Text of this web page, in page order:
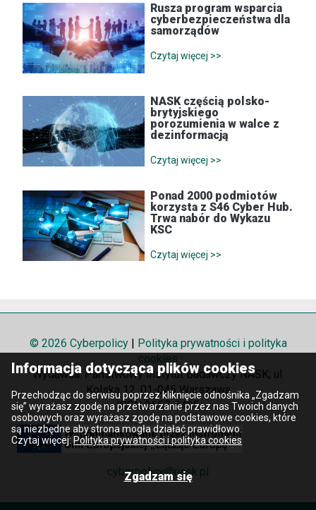
Rusza program wsparcia
cyberbezpieczeństwa dla
samorządów
Czytaj więcej >>
NASK częścią polsko-
brytyjskiego
porozumienia w walce z
dezinformacją
Czytaj więcej >>
Ponad 2000 podmiotów
korzysta z S46 Cyber Hub.
Trwa nabór do Wykazu
KSC
Czytaj więcej >>
© 2026 Cyberpolicy | Polityka prywatności i polityka
cookies
Wydawca: Państwowy Instytut Badawczy NASK; ul.
Kolska 12, 01-045 Warszawa
ISSN 2657-8425
cyberpolicy@nask.pl
Informacja dotycząca plików cookies
Przechodząc do serwisu poprzez kliknięcie odnośnika „Zgadzam
się” wyrażasz zgodę na przetwarzanie przez nas Twoich danych
osobowych oraz wyrażasz zgodę na podstawowe cookies, które
są niezbędne aby strona mogła działać prawidłowo.
Czytaj więcej: Polityka prywatności i polityka cookies
Zgadzam się